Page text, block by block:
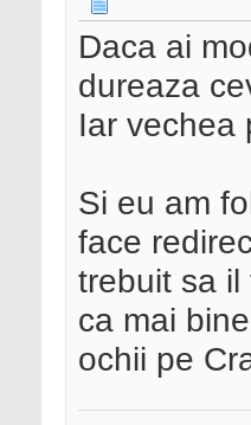
Daca ai
dureaza
Iar vechea
Si eu am
face
trebuit sa
ca mai
ochii pe